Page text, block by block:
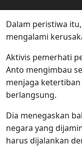
Dalam peristiwa
mengalami
Aktivis pemerhati
Anto mengimbau
menjaga
berlangsung.
Dia menegaskan
negara yang
harus dijalankan